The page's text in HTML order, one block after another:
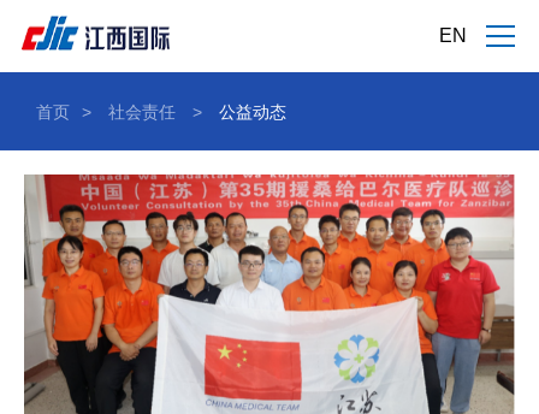
EN
首页 > 社会责任 > 公益动态